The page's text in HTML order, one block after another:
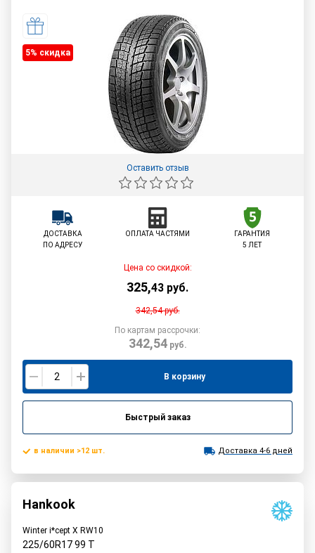
5% cкидка
Оставить отзыв
ДОСТАВКА
ПО АДРЕСУ
ОПЛАТА ЧАСТЯМИ
ГАРАНТИЯ
5 ЛЕТ
Цена со скидкой:
325,43 руб.
342,54руб.
По картам рассрочки:
342,54руб.
В корзину
Быстрый заказ
в наличии >12 шт. Доставка 4-6 дней
Hankook
Winter i*cept X RW10
225/60R1799 T